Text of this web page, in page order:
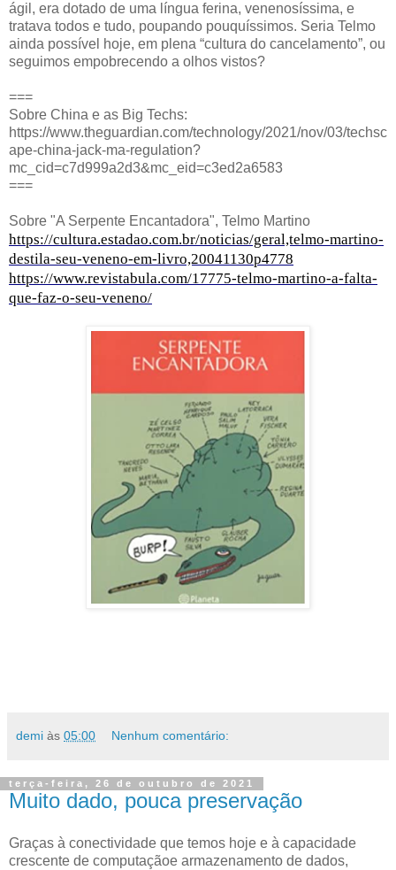
ágil, era dotado de uma língua ferina, venenosíssima, e
tratava todos e tudo, poupando pouquíssimos. Seria Telmo
ainda possível hoje, em plena “cultura do cancelamento”, ou
seguimos empobrecendo a olhos vistos?
===
Sobre China e as Big Techs:
https://www.theguardian.com/technology/2021/nov/03/techsc
ape-china-jack-ma-regulation?
mc_cid=c7d999a2d3&mc_eid=c3ed2a6583
===
Sobre "A Serpente Encantadora", Telmo Martino
https://cultura.estadao.com.br/noticias/geral,telmo-martino-
destila-seu-veneno-em-livro,20041130p4778
https://www.revistabula.com/17775-telmo-martino-a-falta-
que-faz-o-seu-veneno/
demi às 05:00 Nenhum comentário:
terça-feira, 26 de outubro de 2021
Muito dado, pouca preservação
Graças à conectividade que temos hoje e à capacidade
crescente de computaçãoe armazenamento de dados,